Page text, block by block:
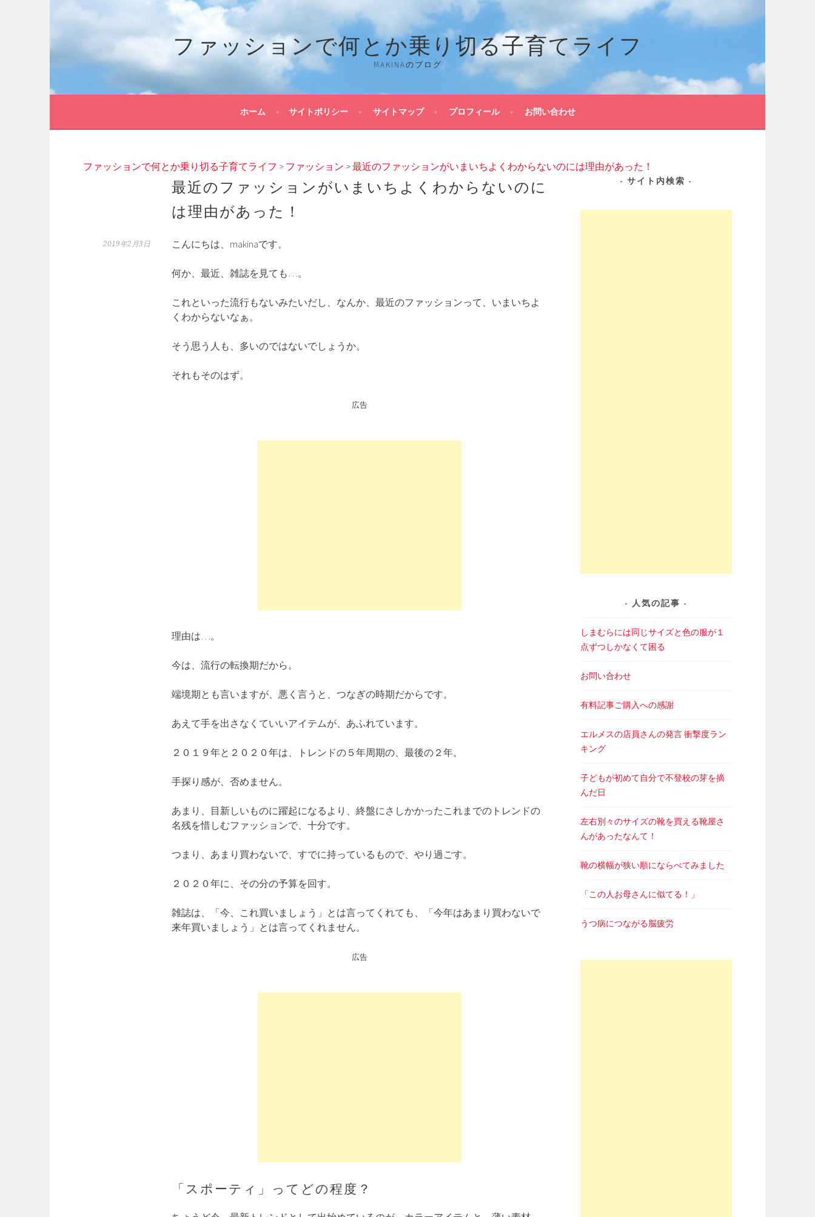
ン
ス
ファッションで何とか乗り切る子育てライフ
MAKINAのブログ
ホーム サイトポリシー サイトマップ プロフィール お問い合わせ
ファッションで何とか乗り切る子育てライフ > ファッション >最近のファッションがいまいちよくわからないのには理由があった！
最近のファッションがいまいちよくわからないのに
は理由があった！
2019年2月3日 こんにちは、makinaです。
何か、最近、雑誌を見ても…。
これといった流行もないみたいだし、なんか、最近のファッションって、いまいちよ
くわからないなぁ。
そう思う人も、多いのではないでしょうか。
それもそのはず。
広告
理由は…。
今は、流行の転換期だから。
端境期とも言いますが、悪く言うと、つなぎの時期だからです。
あえて手を出さなくていいアイテムが、あふれています。
２０１９年と２０２０年は、トレンドの５年周期の、最後の２年。
手探り感が、否めません。
あまり、目新しいものに躍起になるより、終盤にさしかかったこれまでのトレンドの
名残を惜しむファッションで、十分です。
つまり、あまり買わないで、すでに持っているもので、やり過ごす。
２０２０年に、その分の予算を回す。
雑誌は、「今、これ買いましょう」とは言ってくれても、「今年はあまり買わないで
来年買いましょう」とは言ってくれません。
広告
「スポーティ」ってどの程度？
サイト内検索
人気の記事
しまむらには同じサイズと色の服が１
点ずつしかなくて困る
お問い合わせ
有料記事ご購入への感謝
エルメスの店員さんの発言 衝撃度ラン
キング
子どもが初めて自分で不登校の芽を摘
んだ日
左右別々のサイズの靴を買える靴屋さ
んがあったなんて！
靴の横幅が狭い順にならべてみました
「この人お母さんに似てる！」
うつ病につながる脳疲労